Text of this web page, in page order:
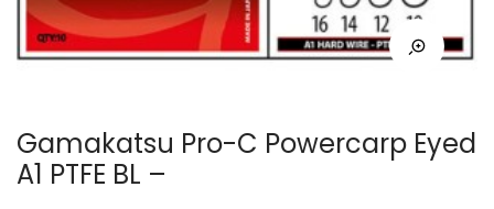
Gamakatsu Pro-C Powercarp Eyed
A1 PTFE BL –